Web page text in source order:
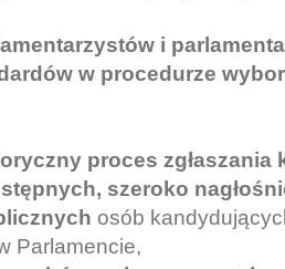
i
w procedurze
proces zgłaszania
szeroko
osób
Parlamencie,